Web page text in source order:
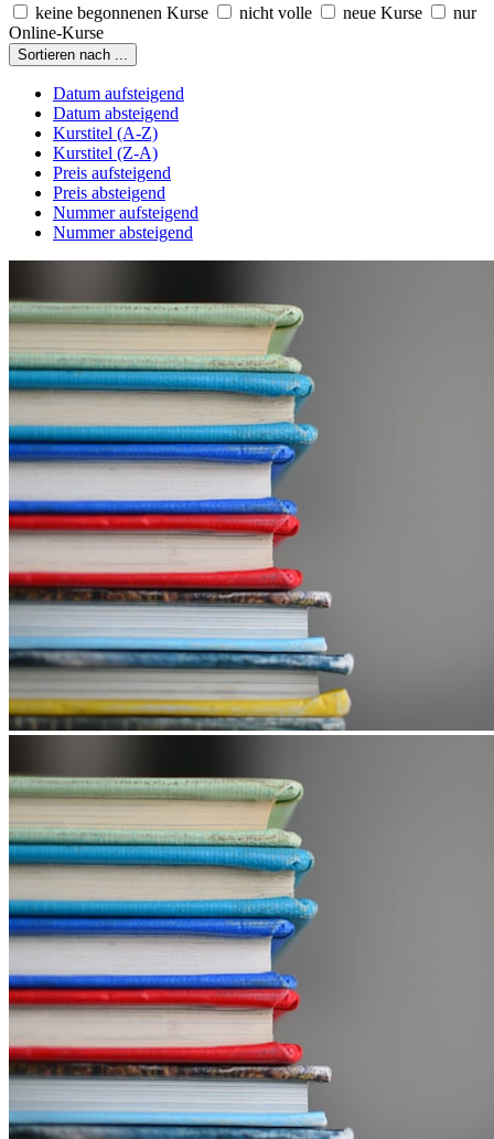
keine begonnenen Kurse nicht volle neue Kurse
nur
Online-Kurse
Sortieren nach ...
Datum aufsteigend
Datum absteigend
Kurstitel (A-Z)
Kurstitel (Z-A)
Preis aufsteigend
Preis absteigend
Nummer aufsteigend
Nummer absteigend